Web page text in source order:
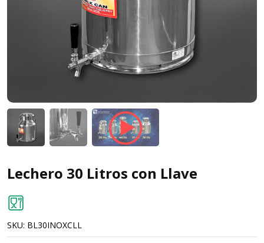
Lechero 30 Litros con Llave
SKU: BL30INOXCLL